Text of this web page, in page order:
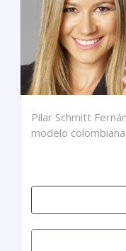
Pilar Schmitt
modelo colombiana.